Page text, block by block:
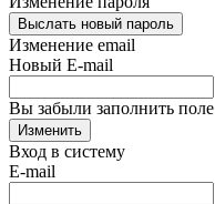
Выслать новый пароль
Изменение email
Новый E-mail
Вы забыли заполнить поле
Изменить
Вход в систему
E-mail